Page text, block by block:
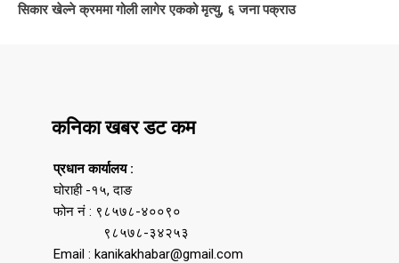
सिकार खेल्ने क्रममा गोली लागेर एकको मृत्यु, ६ जना पक्राउ
कनिका खबर डट कम
प्रधान कार्यालय :
घोराही -१५, दाङ
फोन नं : ९८५७८-४००९०
९८५७८-३४२५३
Email : kanikakhabar@gmail.com